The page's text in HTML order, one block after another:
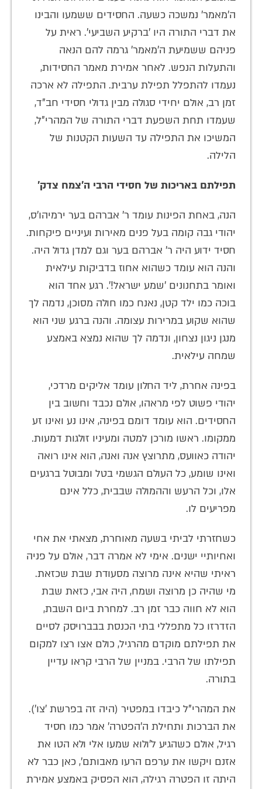
ה'מאמר' נמשכה כשעה. החסידים ששמעו והבינו
את דברי התורה היו 'ברקיע השביעי'. ראית על
פניהם ששמיעת ה'מאמר' גרמה להם הנאה
והתעלות הנפש. לאחר אמירת מאמר החסידות,
נעמדו להתפלל תפילת ערבית. התפילה לא ארכה
זמן רב, אולם יחידי סגולה מבין גדולי חסידי חב"ד,
שעמדו תחת השפעת דברי התורה של המהרי"ל,
המשיכו את התפילה עד השעות הקטנות של
הלילה.
תפילתם באריכות של חסידי הרבי ה'צמח צדק'
הנה, באחת הפינות עומד ר' אברהם בער ירמיהו'ס,
יהודי גבה קומה בעל פנים מאירות ועיניים פיקחות.
חסיד ידוע היה ר' אברהם בער וגם למדן גדול היה.
והנה הוא עומד כשהוא אחוז בדביקות עילאית
ואומר בתחנונים 'שמע ישראל!'. רגע אחד הוא
בוכה כמו ילד קטן, נאנח כמו חולה מסוכן, נדמה לך
שהוא שקוע במרירות עצומה. והנה ברגע שני הוא
מנגן ניגון נצחון, ונדמה לך שהוא נמצא באמצע
שמחה עילאית.
בפינה אחרת, ליד החלון עומד אליקים מרדכי,
יהודי פשוט לפי מראהו, אולם נכבד וחשוב בין
החסידים. הוא עומד דומם בפינה, אינו נע ואינו זע
ממקומו. ראשו מורכן למטה ומעיניו זולגות דמעות.
יהודה כאוועס, מתרוצץ אנה ואנה, הוא אינו רואה
ואינו שומע, כל העולם הגשמי בטל ומבוטל ברגעים
אלו, וכל הרעש וההמולה שבבית, כלל אינם
מפריעים לו.
כשחזרתי לביתי בשעה מאוחרת, מצאתי את אחי
ואחיותיי ישנים. אימי לא אמרה דבר, אולם על פניה
ראיתי שהיא אינה מרוצה מסעודת שבת שכזאת.
מי שהיה כן מרוצה ושמח, היה אבי, כזאת שבת
הוא לא חווה כבר זמן רב. למחרת ביום השבת,
הזדרזו כל מתפללי בתי הכנסת בבברויסק לסיים
את תפילתם מוקדם מהרגיל, כולם אצו רצו למקום
תפילתו של הרבי. במניין של הרבי קראו עדיין
בתורה.
את המהרי"ל כיבדו במפטיר (היה זה בפרשת 'צו').
את הברכות ותחילת ה'הפטרה' אמר כמו חסיד
רגיל, אולם כשהגיע ל'ולוא שמעו אלי ולא הטו את
אזנם ויקשו את ערפם הרעו מאבותם', כאן כבר לא
היתה זו הפטרה רגילה, הוא הפסיק באמצע אמירת